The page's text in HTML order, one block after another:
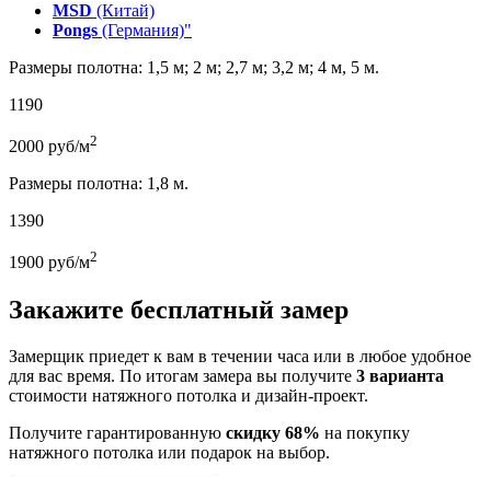
MSD (Китай)
Pongs (Германия)"
Размеры полотна: 1,5 м; 2 м; 2,7 м; 3,2 м; 4 м, 5 м.
1190
2000 руб/м2
Размеры полотна: 1,8 м.
1390
1900 руб/м2
Закажите бесплатный замер
Замерщик приедет к вам в течении часа или в любое удобное
для вас время. По итогам замера вы получите 3 варианта
стоимости натяжного потолка и дизайн-проект.
Получите гарантированную скидку 68% на покупку
натяжного потолка или подарок на выбор.